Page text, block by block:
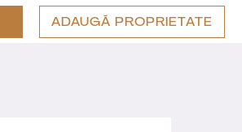
ADAUGĂ PROPRIETATE